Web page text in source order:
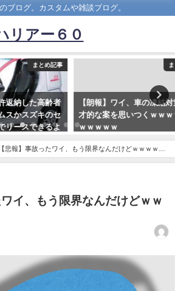
ブログ。カスタムや雑談ブログ。
リアー６０
まとめ記事
高齢者
キのセ
きるよ
か
【朗報】ワイ、車の凍結対策に天
才的な案を思いつくｗｗｗｗｗｗ
ｗｗｗｗｗ
【悲報】事故ったワイ、もう限界なんだけどｗｗｗｗｗ
ワイ、もう限界なんだけどｗｗ